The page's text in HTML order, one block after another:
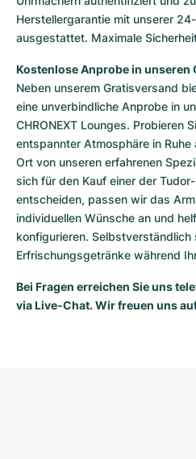
Herstellergarantie mit unserer
ausgestattet. Maximale
Kostenlose Anprobe in unseren
Neben unserem Gratisversand
eine unverbindliche Anprobe in
CHRONEXT Lounges. Probieren
entspannter Atmosphäre in
Ort von unseren erfahrenen
sich für den Kauf einer der
entscheiden, passen wir das
individuellen Wünsche an und
konfigurieren. Selbstverständlich
Erfrischungsgetränke während
Bei Fragen erreichen Sie uns
via Live-Chat. Wir freuen uns